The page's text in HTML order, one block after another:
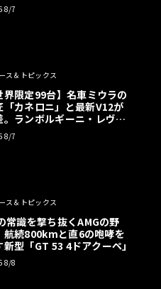
8/7
ス＆トピックス
界限定99台】名車ミウラの
「カネロニ」と最新V12が
。ランボルギーニ・レヴエ
に60周年記念車が登場
8/7
ス＆トピックス
常識を撃ち抜くAMGの野
航続800kmと直6の咆哮を
新型「GT 53 4ドアクーペ」
8/8